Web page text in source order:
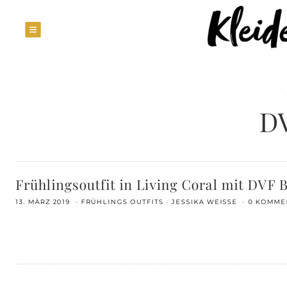
Frühlingsoutfit in Living Coral mit DVF
13. MÄRZ 2019 FRÜHLINGS OUTFITS JESSIKA WEISSE 0